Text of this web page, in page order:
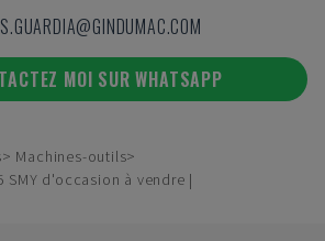
S.GUARDIA@GINDUMAC.COM
MOI SUR WHATSAPP
Machines-outils
SMY d'occasion à vendre |